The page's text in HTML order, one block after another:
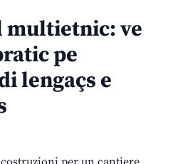
ve
pe
lengaçs e